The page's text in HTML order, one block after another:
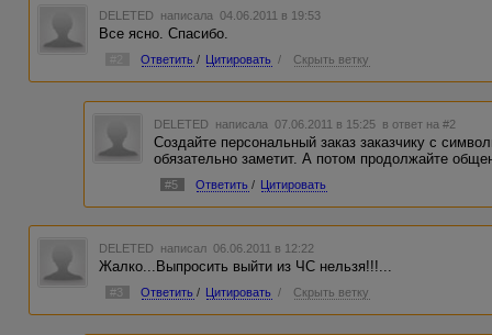
DELETED написала 04.06.2011 в 19:53
Все ясно. Спасибо.
Ответить / Цитировать / Скрыть ветку
DELETED написала 07.06.2011 в 15:25 в ответ на #2
Создайте персональный заказ заказчику с
обязательно заметит. А потом продолжайте
#5 Ответить / Цитировать
DELETED написал 06.06.2011 в 12:22
Жалко...Выпросить выйти из ЧС нельзя!!!...
#3 Ответить / Цитировать / Скрыть ветку